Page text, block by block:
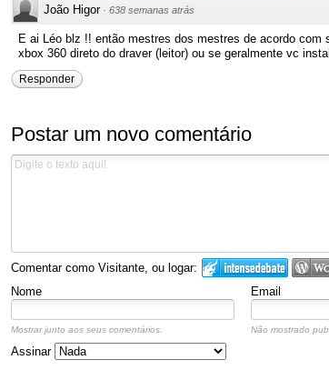
João Higor ·638 semanas atrás
E ai Léo blz !! então mestres dos mestres de acordo
xbox 360 direto do draver (leitor) ou se geralmente vc
Responder
Postar um novo comentário
Comentar como Visitante, ou logar:
Nome Email
Mostrar junto aos seus comentários. Não mostrado
Assinar